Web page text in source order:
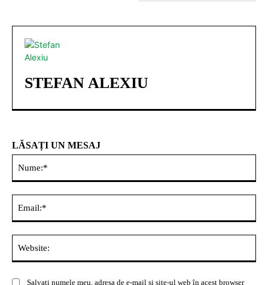
STEFAN ALEXIU
LĂSAȚI UN MESAJ
Salvați numele meu, adresa de e-mail și site-ul web în acest browser